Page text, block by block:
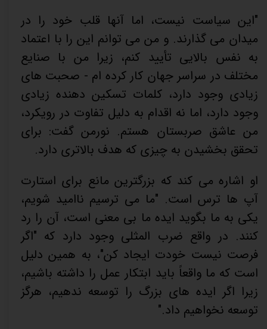
"این سیاست نیست، اما آنها قلب خود را در
میدان می گذارند. و من می توانم این را با اعتماد
به نفس بالایی تأیید کنم، زیرا من با صنایع
مختلف در سراسر جهان کار کرده ام - صحبت های
زیادی وجود دارد، کلمات تسکین دهنده زیادی
وجود دارد، اما نه اقدام به دلیل تفاوت در رویکرد،
من عاشق صربستان هستم. نورمن گفت: برای
تحقق بخشیدن به چیزی که هدف بالاتری دارد.
او اشاره می کند که بزرگترین مانع برای استارت
آپ ها ترس است. "ما می ترسیم ناامید شویم،
یکی به ما بگوید ایده ما بی معنی است، آن را رد
کنند. در واقع ضرب المثلی وجود دارد که "اگر
فرصت نیست خودت ایجاد کن"، به همین دلیل
است که ما واقعاً باید ابتکار عمل را داشته باشیم،
زیرا اگر ایده های بزرگ را توسعه ندهیم، هرگز
توسعه نخواهیم داد."